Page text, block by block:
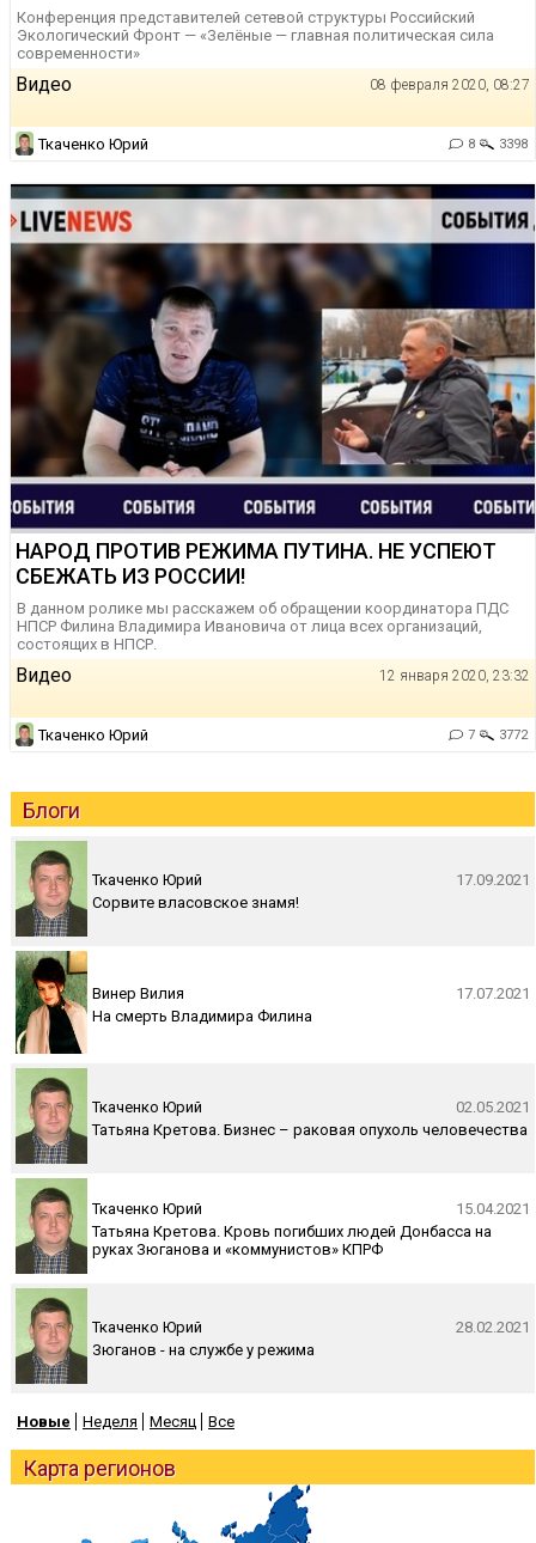
Конференция представителей сетевой структуры Российский
Экологический Фронт — «Зелёные — главная политическая сила
современности»
Видео 08 февраля 2020, 08:27
Ткаченко Юрий 8 3398
НАРОД ПРОТИВ РЕЖИМА ПУТИНА. НЕ УСПЕЮТ
СБЕЖАТЬ ИЗ РОССИИ!
В данном ролике мы расскажем об обращении координатора ПДС
НПСР Филина Владимира Ивановича от лица всех организаций,
состоящих в НПСР.
Видео 12 января 2020, 23:32
Ткаченко Юрий 7 3772
Блоги
Ткаченко Юрий
17.09.2021
Сорвите власовское знамя!
Винер Вилия
17.07.2021
На смерть Владимира Филина
Ткаченко Юрий
02.05.2021
Татьяна Кретова. Бизнес – раковая опухоль человечества
Ткаченко Юрий
15.04.2021
Татьяна Кретова. Кровь погибших людей Донбасса на
руках Зюганова и «коммунистов» КПРФ
Ткаченко Юрий
28.02.2021
Зюганов - на службе у режима
Новые Неделя Месяц Все
Карта регионов